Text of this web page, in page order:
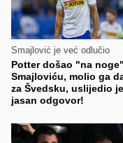
Smajlović je već odlučio
Potter došao "na noge"
Smajloviću, molio ga
za Švedsku, uslijedio je
jasan odgovor!